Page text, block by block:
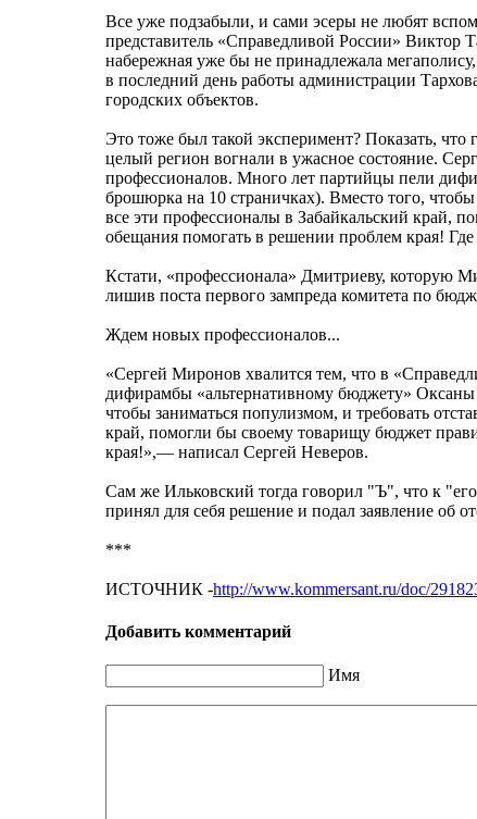
Все уже подзабыли, и сами эсеры не любят
представитель «Справедливой России»
набережная уже бы не принадлежала
в последний день работы администрации
городских объектов.
Это тоже был такой эксперимент? Показать, что
целый регион вогнали в ужасное состояние.
профессионалов. Много лет партийцы пели
брошюрка на 10 страничках). Вместо того,
все эти профессионалы в Забайкальский край,
обещания помогать в решении проблем края!
Кстати, «профессионала» Дмитриеву, которую
лишив поста первого зампреда комитета по
Ждем новых профессионалов...
«Сергей Миронов хвалится тем, что в
дифирамбы «альтернативному бюджету»
чтобы заниматься популизмом, и требовать
край, помогли бы своему товарищу бюджет
края!»,— написал Сергей Неверов.
Сам же Ильковский тогда говорил "Ъ", что к
принял для себя решение и подал заявление об
***
ИСТОЧНИК -http://www.kommersant.ru/doc/
Добавить комментарий
Имя